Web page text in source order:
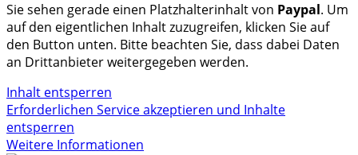
Sie sehen gerade einen Platzhalterinhalt von Paypal. Um
auf den eigentlichen Inhalt zuzugreifen, klicken Sie auf
den Button unten. Bitte beachten Sie, dass dabei Daten
an Drittanbieter weitergegeben werden.
Inhalt entsperren
Erforderlichen Service akzeptieren und Inhalte
entsperren
Weitere Informationen